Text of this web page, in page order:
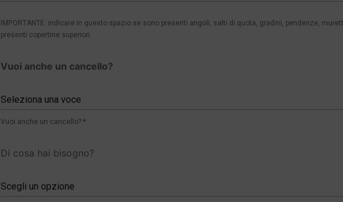
IMPORTANTE: indicare in questo spazio se sono presenti angoli, salti di quota, gradini, pendenze,
presenti copertine superiori.
Vuoi anche un cancello?
Seleziona una voce
Vuoi anche un cancello? *
Di cosa hai bisogno?
Scegli un opzione